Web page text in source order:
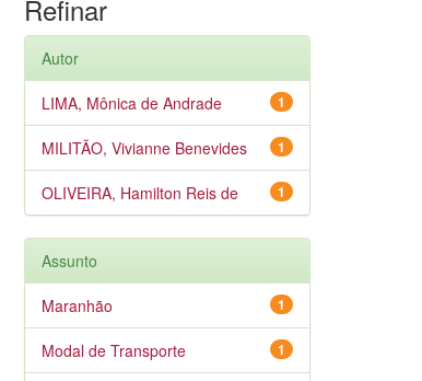
Refinar
Autor
1
LIMA, Mônica de Andrade
1
MILITÃO, Vivianne Benevides
1
OLIVEIRA, Hamilton Reis de
Assunto
1
Maranhão
1
Modal de Transporte